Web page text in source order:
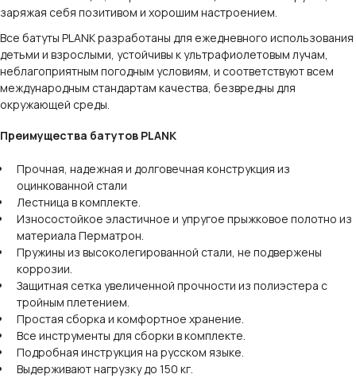
заряжая себя позитивом и хорошим настроением.
Все батуты PLANK разработаны для ежедневного использования
детьми и взрослыми, устойчивы к ультрафиолетовым лучам,
неблагоприятным погодным условиям, и соответствуют всем
международным стандартам качества, безвредны для
окружающей среды.
Преимущества батутов PLANK
Прочная, надежная и долговечная конструкция из
оцинкованной стали
Лестница в комплекте.
Износостойкое эластичное и упругое прыжковое полотно из
материала Перматрон.
Пружины из высоколегированной стали, не подвержены
коррозии.
Защитная сетка увеличенной прочности из полиэстера с
тройным плетением.
Простая сборка и комфортное хранение.
Все инструменты для сборки в комплекте.
Подробная инструкция на русском языке.
Выдерживают нагрузку до 150 кг.